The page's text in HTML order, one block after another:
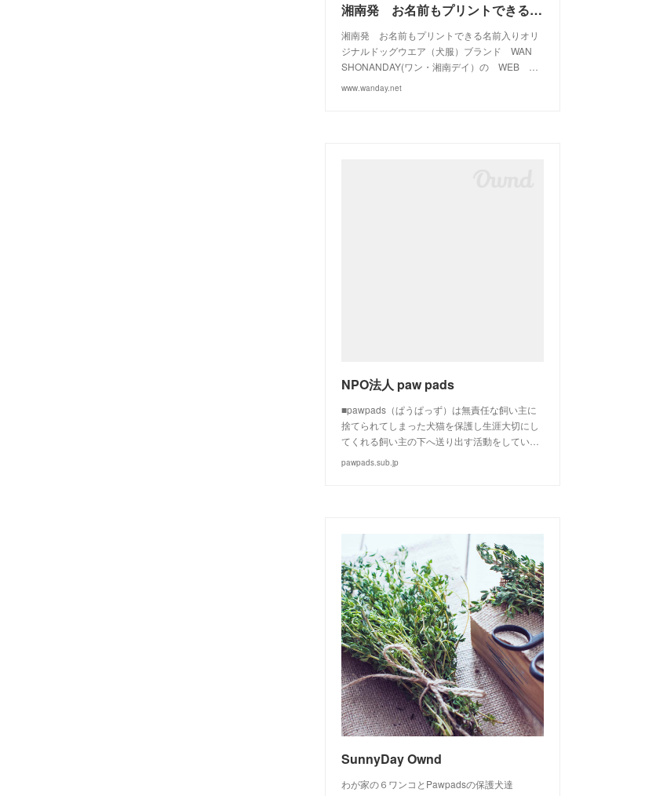
湘南発 お名前もプリントできる名前入りオリジナルドッグウエアブランド WAN SHONANDAY(ワン・湘南デイ）の WEB SHOPです
湘南発 お名前もプリントできる名前入りオリ
ジナルドッグウエア（犬服）ブランド WAN
SHONANDAY(ワン・湘南デイ）の WEB …
www.wanday.net
NPO法人 paw pads
■pawpads（ぱうぱっず）は無責任な飼い主に
捨てられてしまった犬猫を保護し生涯大切にし
てくれる飼い主の下へ送り出す活動をしてい…
pawpads.sub.jp
SunnyDay Ownd
わが家の６ワンコとPawpadsの保護犬達